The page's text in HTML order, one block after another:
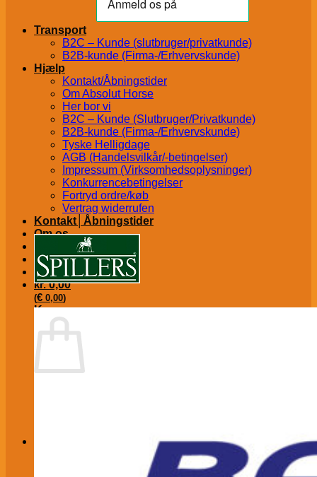
Transport
B2C – Kunde (slutbruger/privatkunde)
B2B-kunde (Firma-/Erhvervskunde)
Hjælp
Kontakt/Åbningstider
Om Absolut Horse
Her bor vi
B2C – Kunde (Slutbruger/Privatkunde)
B2B-kunde (Firma-/Erhvervskunde)
Tyske Helligdage
AGB (Handelsvilkår/-betingelser)
Impressum (Virksomhedsoplysninger)
Konkurrencebetingelser
Fortryd ordre/køb
Vertrag widerrufen
Kontakt│Åbningstider
Om os
A-H BROCHURE
kr.0,00
(€ 0,00)
Kurv